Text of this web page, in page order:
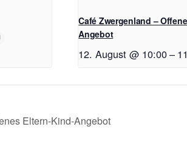
Café Zwergenland –
Angebot
12. August @ 10:00–
Eltern-Kind-Angebot